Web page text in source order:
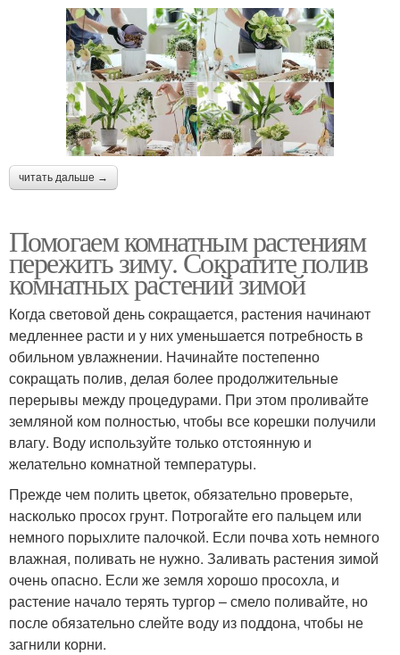
читать дальше →
Помогаем комнатным растениям
пережить зиму. Сократите полив
комнатных растений зимой
Когда световой день сокращается, растения начинают
медленнее расти и у них уменьшается потребность в
обильном увлажнении. Начинайте постепенно
сокращать полив, делая более продолжительные
перерывы между процедурами. При этом проливайте
земляной ком полностью, чтобы все корешки получили
влагу. Воду используйте только отстоянную и
желательно комнатной температуры.
Прежде чем полить цветок, обязательно проверьте,
насколько просох грунт. Потрогайте его пальцем или
немного порыхлите палочкой. Если почва хоть немного
влажная, поливать не нужно. Заливать растения зимой
очень опасно. Если же земля хорошо просохла, и
растение начало терять тургор – смело поливайте, но
после обязательно слейте воду из поддона, чтобы не
загнили корни.